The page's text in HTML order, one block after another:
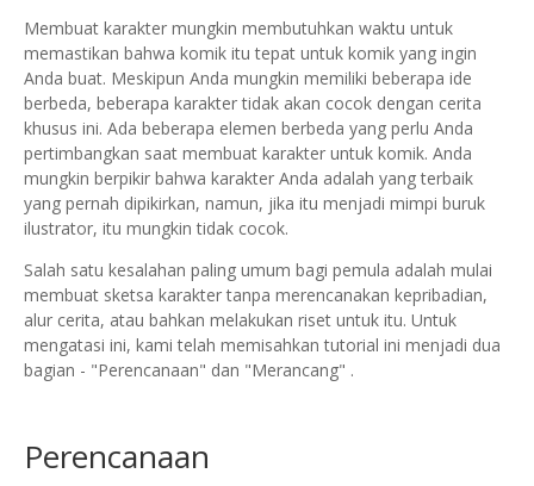
Membuat karakter mungkin membutuhkan waktu untuk
memastikan bahwa komik itu tepat untuk komik yang ingin
Anda buat. Meskipun Anda mungkin memiliki beberapa ide
berbeda, beberapa karakter tidak akan cocok dengan cerita
khusus ini. Ada beberapa elemen berbeda yang perlu Anda
pertimbangkan saat membuat karakter untuk komik. Anda
mungkin berpikir bahwa karakter Anda adalah yang terbaik
yang pernah dipikirkan, namun, jika itu menjadi mimpi buruk
ilustrator, itu mungkin tidak cocok.
Salah satu kesalahan paling umum bagi pemula adalah mulai
membuat sketsa karakter tanpa merencanakan kepribadian,
alur cerita, atau bahkan melakukan riset untuk itu. Untuk
mengatasi ini, kami telah memisahkan tutorial ini menjadi dua
bagian - "Perencanaan" dan "Merancang" .
Perencanaan